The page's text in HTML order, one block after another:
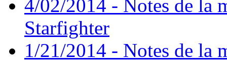
4/02/2014 - Notes de la
Starfighter
1/21/2014 - Notes de la